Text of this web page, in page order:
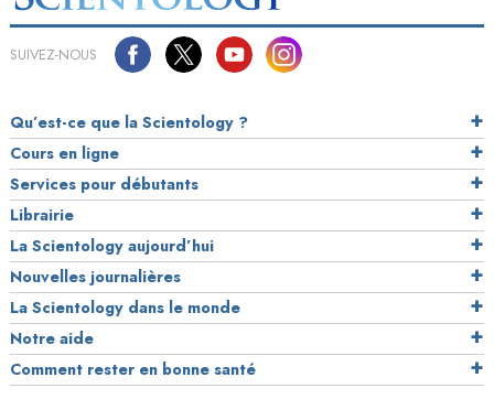
SUIVEZ-NOUS
Qu’est-ce que la Scientology ?
Cours en ligne
Services pour débutants
Librairie
La Scientology aujourd’hui
Nouvelles journalières
La Scientology dans le monde
Notre aide
Comment rester en bonne santé